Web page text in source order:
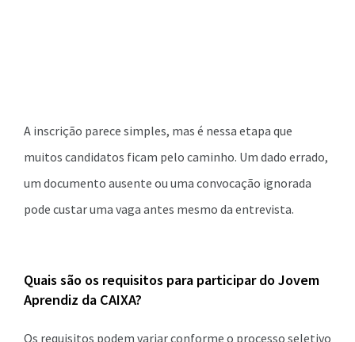
A inscrição parece simples, mas é nessa etapa que
muitos candidatos ficam pelo caminho. Um dado errado,
um documento ausente ou uma convocação ignorada
pode custar uma vaga antes mesmo da entrevista.
Quais são os requisitos para participar do Jovem
Aprendiz da CAIXA?
Os requisitos podem variar conforme o processo seletivo